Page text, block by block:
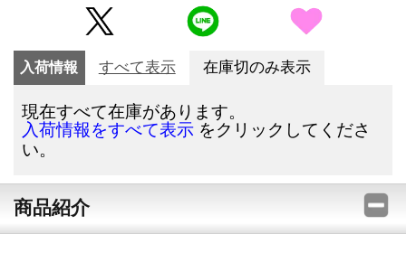
入荷情報 すべて表示 在庫切のみ表示
現在すべて在庫があります。
入荷情報をすべて表示 をクリックしてくださ
い。
商品紹介